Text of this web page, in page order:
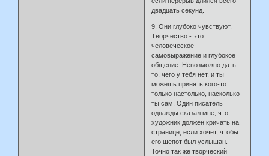
двадцать секунд.
9. Они глубоко чувствуют.
Творчество - это
человеческое
самовыражение и глубокое
общение. Невозможно дать
то, чего у тебя нет, и ты
можешь принять кого-то
только настолько, насколько
ты сам. Один писатель
однажды сказал мне, что
художник должен кричать на
странице, если хочет, чтобы
его шепот был услышан.
Точно так же творческий